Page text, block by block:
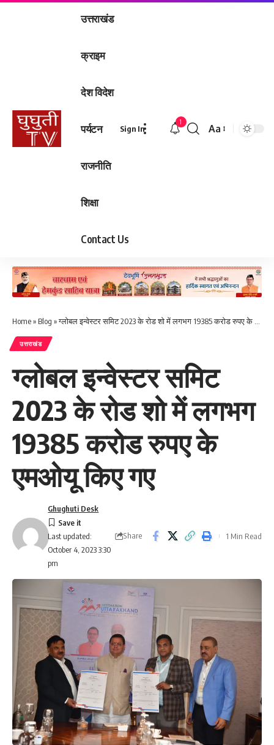
उत्तराखंड
क्राइम
देश विदेश
पर्यटन
राजनीति
शिक्षा
Contact Us
Sign In
1
Font
Aa
Home» Blog »ग्लोबल इन्वेस्टर समिट 2023 के रोड शो में लगभग 19385 करोड रुपए के एमओयू किए गए
उत्तराखंड
ग्लोबल इन्वेस्टर समिट
2023 के रोड शो में लगभग
19385 करोड रुपए के
एमओयू किए गए
Last updated:
October 4, 2023 3:30
pm
Ghughuti Desk
Share 1 Min Read